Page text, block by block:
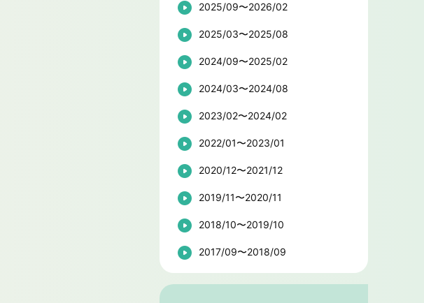
2025/09〜2026/02
2025/03〜2025/08
2024/09〜2025/02
2024/03〜2024/08
2023/02〜2024/02
2022/01〜2023/01
2020/12〜2021/12
2019/11〜2020/11
2018/10〜2019/10
2017/09〜2018/09